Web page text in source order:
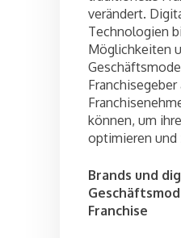
verändert.
Technologien
Möglichkeiten
Franchisegeber
können, um
optimieren und
Brands und
Franchise